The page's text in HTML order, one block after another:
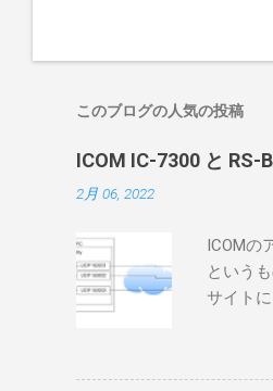
このブログの人気の投稿
ICOM IC-7300 と RS-
2月 06, 2022
ICOMの
という
サイト
ろうと
で、ハ